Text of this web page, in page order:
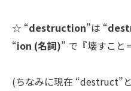
☆ “destruction”は “
“ion (名詞)” で『壊すこと
(ちなみに現在 “destruct”